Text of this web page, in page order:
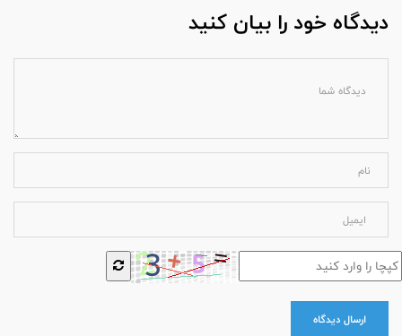
دیدگاه خود را بیان کنید
ارسال دیدگاه